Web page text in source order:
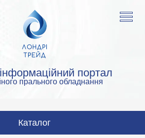
портал
прального обладнання
Каталог